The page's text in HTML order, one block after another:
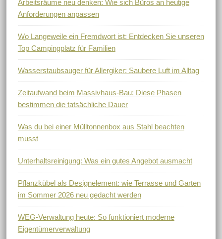
Arbeitsräume neu denken: Wie sich Büros an heutige
Anforderungen anpassen
Wo Langeweile ein Fremdwort ist: Entdecken Sie unseren
Top Campingplatz für Familien
Wasserstaubsauger für Allergiker: Saubere Luft im Alltag
Zeitaufwand beim Massivhaus-Bau: Diese Phasen
bestimmen die tatsächliche Dauer
Was du bei einer Mülltonnenbox aus Stahl beachten
musst
Unterhaltsreinigung: Was ein gutes Angebot ausmacht
Pflanzkübel als Designelement: wie Terrasse und Garten
im Sommer 2026 neu gedacht werden
WEG-Verwaltung heute: So funktioniert moderne
Eigentümerverwaltung